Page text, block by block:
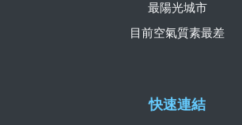
快速連結
最陽光城市
目前空氣質素最差